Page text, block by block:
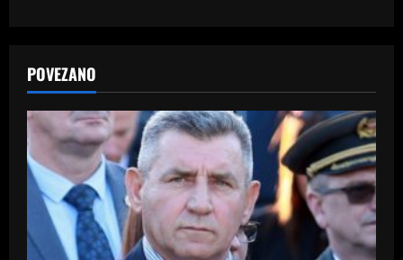
v
i
g
a
t
POVEZANO